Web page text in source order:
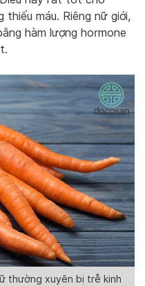
máu. Riêng nữ giới,
hàm lượng hormone
thường xuyên bị trễ kinh